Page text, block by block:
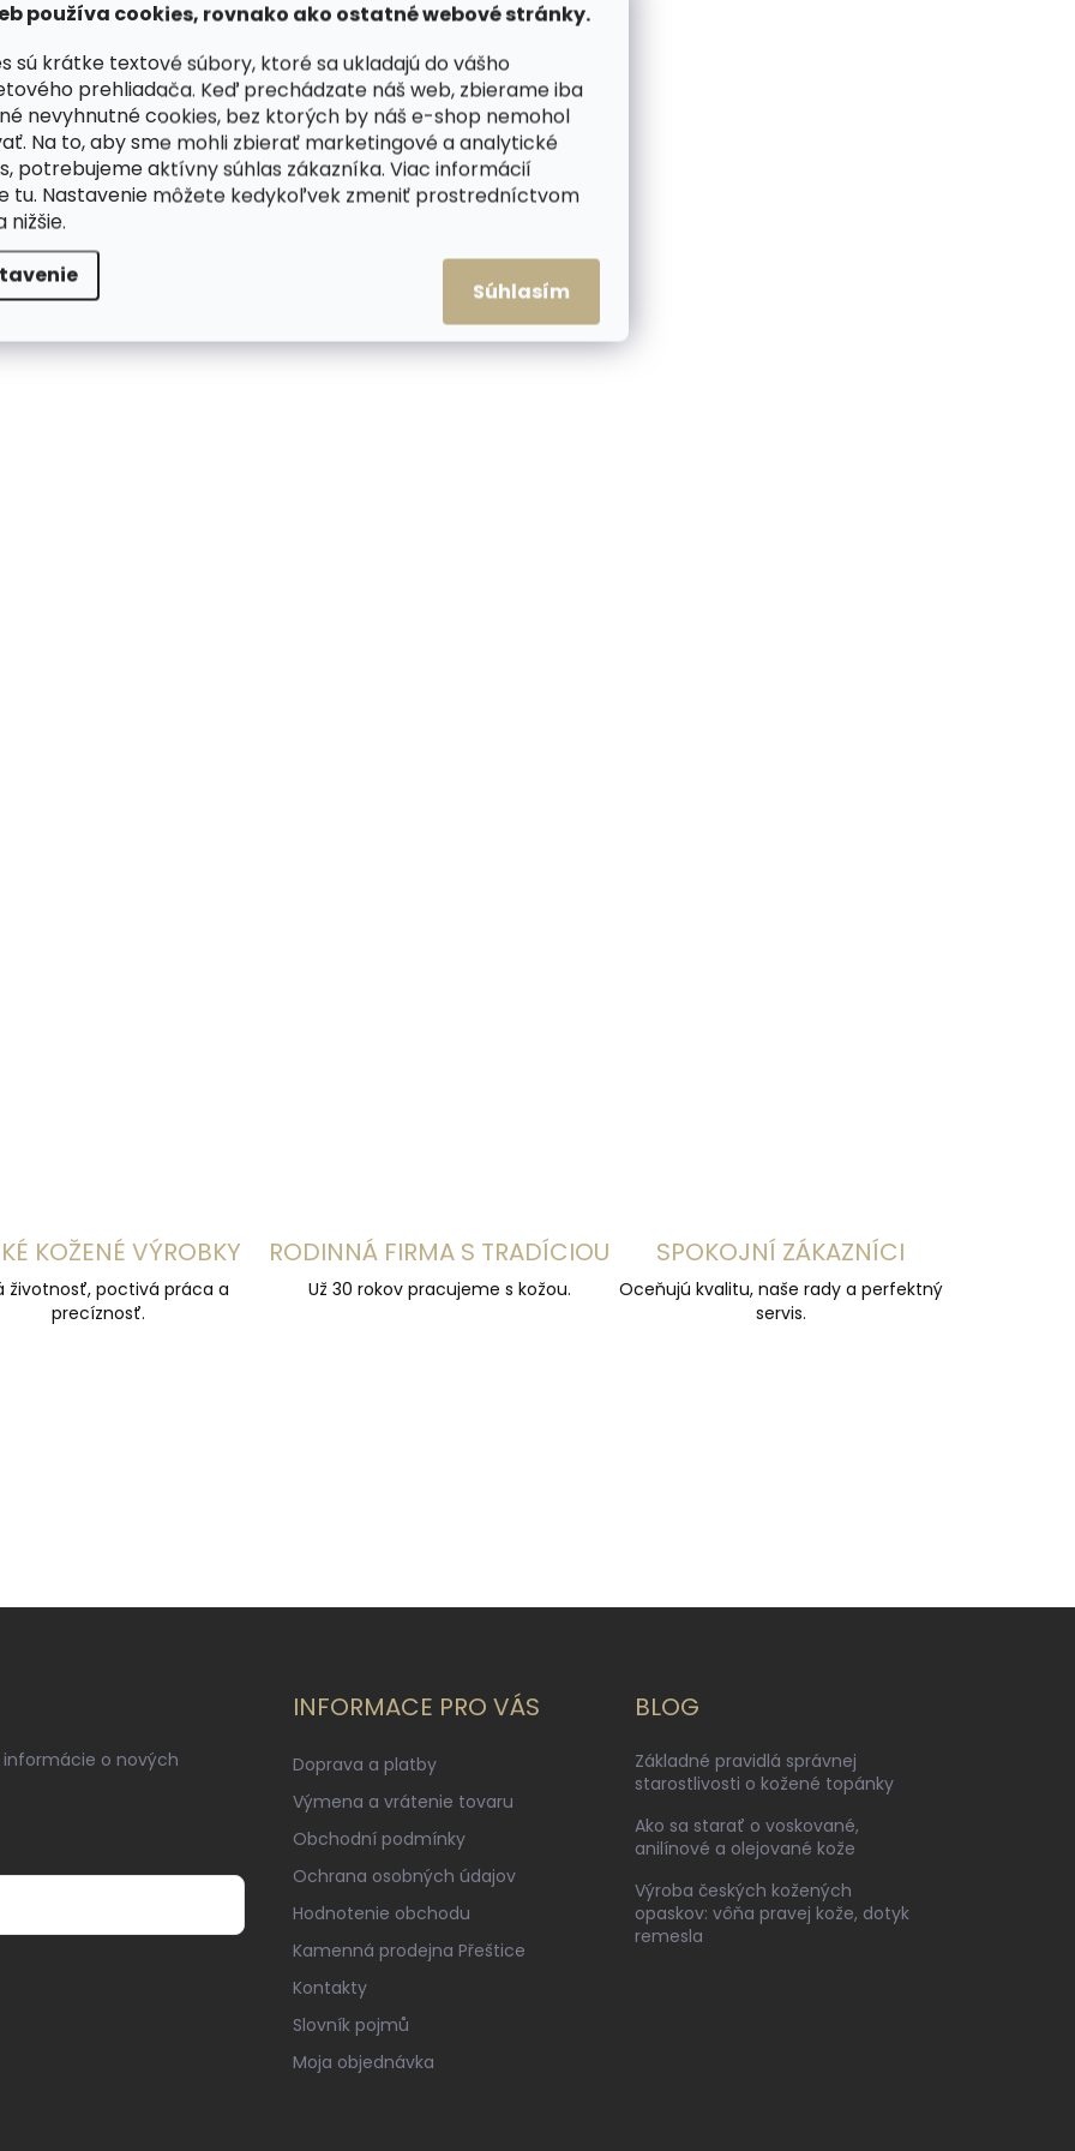
používa cookies, rovnako ako ostatné webové stránky.
sú krátke textové súbory, ktoré sa ukladajú do vášho
prehliadača. Keď prechádzate náš web, zbierame iba
nevyhnutné cookies, bez ktorých by náš e-shop nemohol
Na to, aby sme mohli zbierať marketingové a analytické
potrebujeme aktívny súhlas zákazníka. Viac informácií
tu. Nastavenie môžete kedykoľvek zmeniť prostredníctvom
nižšie.
Súhlasím
v
l
á
d
a
c
i
e
p
k
y
v
ý
p
KOŽENÉ VÝROBKY
životnosť, poctivá práca a
precíznosť.
RODINNÁ FIRMA S TRADÍCIOU
Už 30 rokov pracujeme s kožou.
SPOKOJNÍ ZÁKAZNÍCI
Oceňujú kvalitu, naše rady a perfektný
servis.
o nových
INFORMACE PRO VÁS
Doprava a platby
Výmena a vrátenie tovaru
Obchodní podmínky
Ochrana osobných údajov
Hodnotenie obchodu
Kamenná prodejna Přeštice
Kontakty
Slovník pojmů
Moja objednávka
BLOG
Základné pravidlá správnej
starostlivosti o kožené topánky
Ako sa starať o voskované,
anilínové a olejované kože
Výroba českých kožených
opaskov: vôňa pravej kože, dotyk
remesla